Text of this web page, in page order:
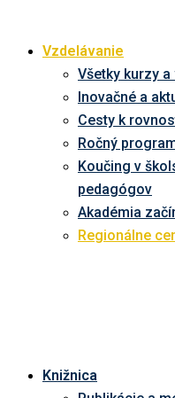
Vzdelávanie
Všetky kurzy
Inovačné a
Cesty k
Ročný
Koučing v
pedagógov
Akadémia
Regionálne
Knižnica